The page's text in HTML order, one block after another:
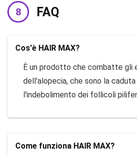
FAQ
Cos'è HAIR MAX?
È un prodotto che combatte
dell'alopecia, che sono la
l'indebolimento dei follicoli
Come funziona HAIR MAX?